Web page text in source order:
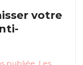
votre